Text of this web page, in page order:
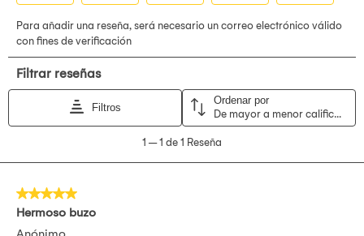
Para mantenerlo en buen estado, se recomiendalavar con
agua fríay evitar el uso de secadora. Dejarlo secar al aire
conservará mejor la forma del tejido y el color intenso del
deportivo, puedes explorar estas
combinan perfectamente con este modelo, aportando aún
más comodidad y estilo a tu día a día. Con elbuzo Adidas
no solo entrenas mejor: te mueves con actitud. Una
prenda pensada para quienes saben que el deporte también